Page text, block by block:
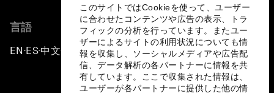
このサイトではCookieを使って、ユーザー
に合わせたコンテンツや広告の表示、トラ
フィックの分析を行っています。またユー
ザーによるサイトの利用状況についても情
報を収集し、ソーシャルメディアや広告配
信、データ解析の各パートナーに情報を共
有しています。ここで収集された情報は、
ユーザーが各パートナーに提供した他の情
言語
EN ▪ES▪中文▪ 日本語